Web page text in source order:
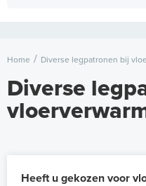
Home Diverse legpatronen bij
Diverse
Heeft u gekozen voor